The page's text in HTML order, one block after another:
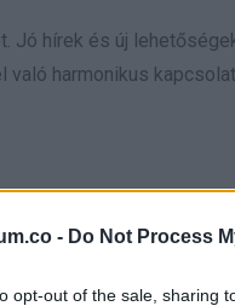
- Do Not Process
opt-out of the sale, sharing
hírek és új
harmonikus
azonban
érhetik őket.